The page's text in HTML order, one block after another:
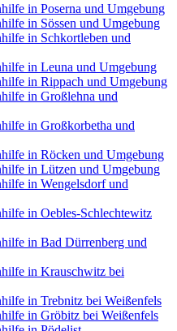
in Poserna und Umgebung
in Sössen und Umgebung
in Schkortleben und
in Leuna und Umgebung
in Rippach und Umgebung
in Großlehna und
in Großkorbetha und
in Röcken und Umgebung
in Lützen und Umgebung
in Wengelsdorf und
in Oebles-Schlechtewitz
in Bad Dürrenberg und
in Krauschwitz bei
in Trebnitz bei Weißenfels
in Gröbitz bei Weißenfels